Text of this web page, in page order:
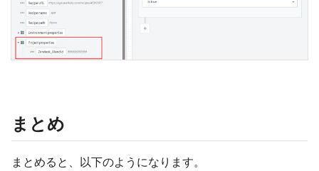
まとめ
まとめると、以下のようになります。